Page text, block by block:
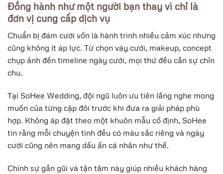
Đồng hành như một người bạn thay vì chỉ là
đơn vị cung cấp dịch vụ
Chuẩn bị đám cưới vốn là hành trình nhiều cảm xúc nhưng
cũng không ít áp lực. Từ chọn váy cưới, makeup, concept
chụp ảnh đến timeline ngày cưới, mọi thứ đều cần sự chỉn
chu.
Tại SoHee Wedding, đội ngũ luôn ưu tiên lắng nghe mong
muốn của từng cặp đôi trước khi đưa ra giải pháp phù
hợp. Không áp đặt theo một khuôn mẫu cố định, SoHee
tin rằng mỗi chuyện tình đều có màu sắc riêng và ngày
cưới cũng nên mang dấu ấn cá nhân như thế.
Chính sự gần gũi và tận tâm này giúp nhiều khách hàng